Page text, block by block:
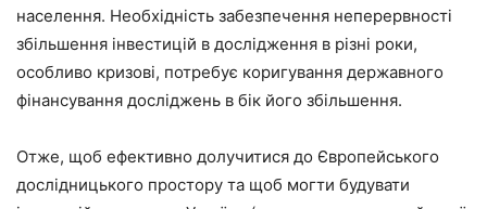
населення. Необхідність забезпечення неперервності
збільшення інвестицій в дослідження в різні роки,
особливо кризові, потребує коригування державного
фінансування досліджень в бік його збільшення.
Отже, щоб ефективно долучитися до Європейського
дослідницького простору та щоб могти будувати